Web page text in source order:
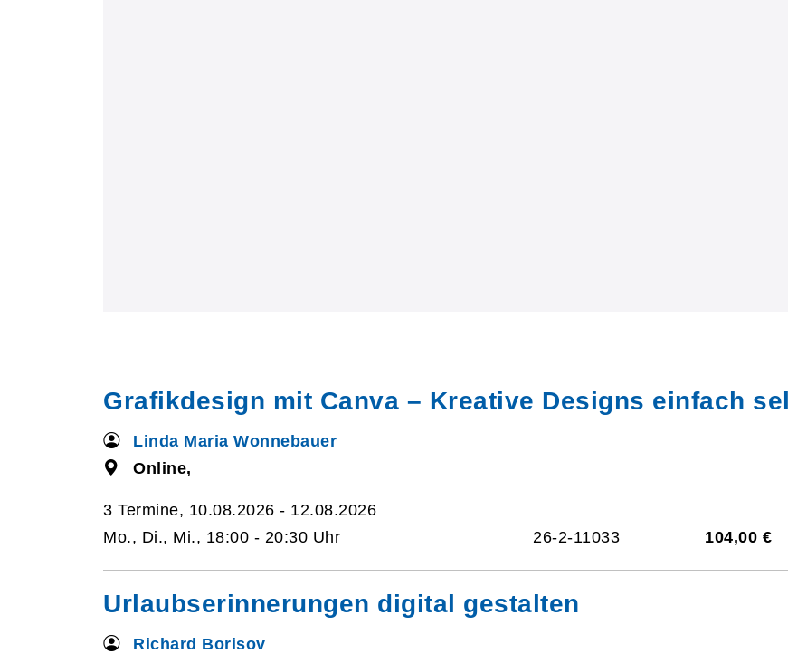
Grafikdesign mit Canva – Kreative Designs einfach
Linda Maria Wonnebauer
Online,
3 Termine, 10.08.2026 - 12.08.2026
Mo., Di., Mi., 18:00 - 20:30 Uhr
26-2-11033 104,00 €
Urlaubserinnerungen digital gestalten
Richard Borisov